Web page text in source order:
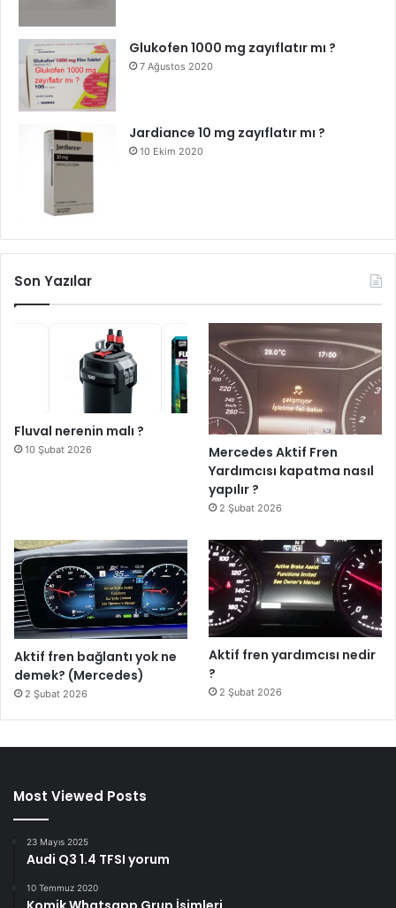
Glukofen 1000 mg zayıflatır mı ?
7 Ağustos 2020
Jardiance 10 mg zayıflatır mı ?
10 Ekim 2020
Son Yazılar
Fluval nerenin malı ?
10 Şubat 2026
Mercedes Aktif Fren
Yardımcısı kapatma nasıl
yapılır ?
2 Şubat 2026
Aktif fren bağlantı yok ne
demek? (Mercedes)
2 Şubat 2026
Aktif fren yardımcısı nedir
?
2 Şubat 2026
Most Viewed Posts
23 Mayıs 2025
Audi Q3 1.4 TFSI yorum
10 Temmuz 2020